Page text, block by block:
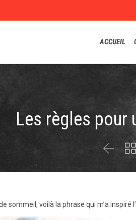
ACCUEIL
Les règles pour
 
sommeil, voilà la phrase qui m’a inspiré